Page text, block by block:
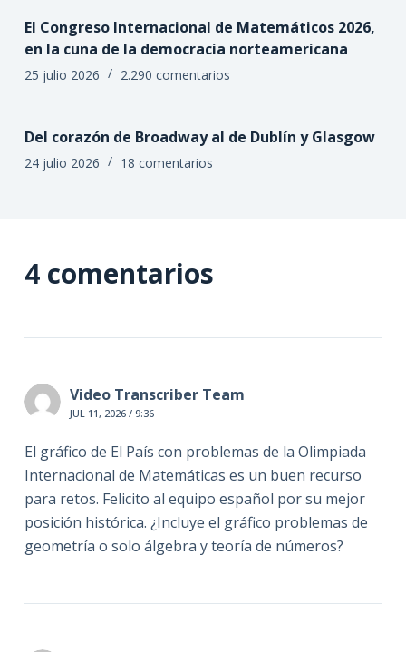
El Congreso Internacional de Matemáticos 2026,
en la cuna de la democracia norteamericana
25 julio 2026 2.290 comentarios
Del corazón de Broadway al de Dublín y Glasgow
24 julio 2026 18 comentarios
4 comentarios
Video Transcriber Team
JUL 11, 2026 / 9:36
El gráfico de El País con problemas de la Olimpiada
Internacional de Matemáticas es un buen recurso
para retos. Felicito al equipo español por su mejor
posición histórica. ¿Incluye el gráfico problemas de
geometría o solo álgebra y teoría de números?